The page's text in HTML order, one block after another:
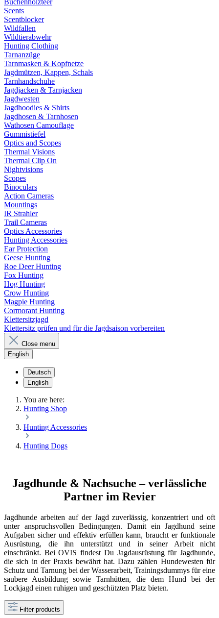
Buchenholzteer
Scents
Scentblocker
Wildfallen
Wildtierabwehr
Hunting Clothing
Tarnanzüge
Tarnmasken & Kopfnetze
Jagdmützen, Kappen, Schals
Tarnhandschuhe
Jagdjacken & Tarnjacken
Jagdwesten
Jagdhoodies & Shirts
Jagdhosen & Tarnhosen
Wathosen Camouflage
Gummistiefel
Optics and Scopes
Thermal Visions
Thermal Clip On
Nightvisions
Scopes
Binoculars
Action Cameras
Mountings
IR Strahler
Trail Cameras
Optics Accessories
Hunting Accessories
Ear Protection
Geese Hunting
Roe Deer Hunting
Fox Hunting
Hog Hunting
Crow Hunting
Magpie Hunting
Cormorant Hunting
Klettersitzjagd
Klettersitz prüfen und für die Jagdsaison vorbereiten
Close menu
English
Deutsch
English
You are here:
Hunting Shop
Hunting Accessories
Hunting Dogs
Jagdhunde & Nachsuche – verlässliche
Partner im Revier
Jagdhunde arbeiten auf der Jagd zuverlässig, konzentriert und oft
unter anspruchsvollen Bedingungen. Damit ein Jagdhund seine
Aufgaben sicher und effektiv erfüllen kann, braucht er funktionale
Ausrüstung, die ihn unterstützt und in seiner Arbeit nicht
einschränkt. Bei OVIS findest Du Jagdausrüstung für Jagdhunde,
die sich in der Praxis bewährt hat. Dazu zählen Hundewesten für
Schutz und Tarnung bei der Wasserarbeit, Trainingsdummys für eine
saubere Ausbildung sowie Tarnhütten, die dem Hund bei der
Lockjagd einen ruhigen und geschützten Platz bieten.
Filter products